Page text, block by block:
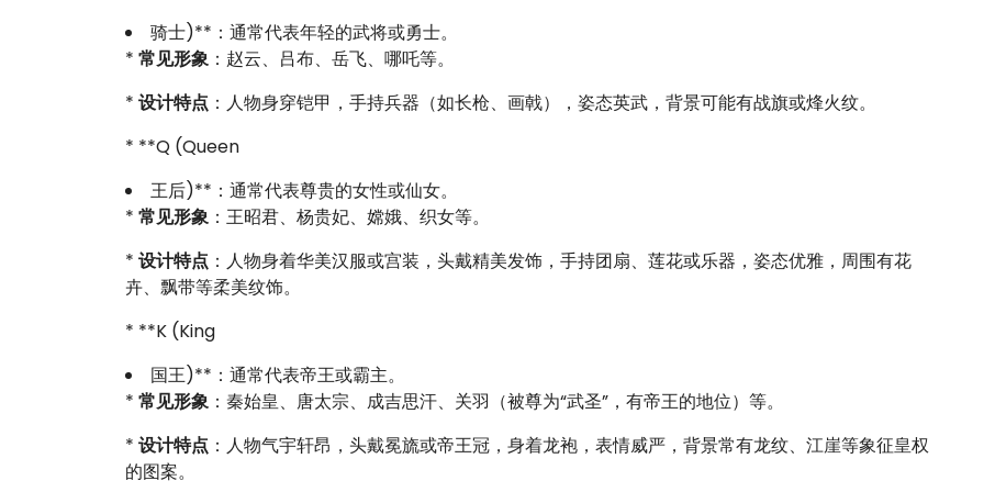
骑士)**：通常代表年轻的武将或勇士。
* 常见形象 ：赵云、吕布、岳飞、哪吒等。
* 设计特点 ：人物身穿铠甲，手持兵器（如长枪、画戟），姿态英武，背景可能有战旗或烽火纹。
* **Q (Queen
王后)**：通常代表尊贵的女性或仙女。
* 常见形象 ：王昭君、杨贵妃、嫦娥、织女等。
* 设计特点 ：人物身着华美汉服或宫装，头戴精美发饰，手持团扇、莲花或乐器，姿态优雅，周围有花
卉、飘带等柔美纹饰。
* **K (King
国王)**：通常代表帝王或霸主。
* 常见形象 ：秦始皇、唐太宗、成吉思汗、关羽（被尊为“武圣”，有帝王的地位）等。
* 设计特点 ：人物气宇轩昂，头戴冕旒或帝王冠，身着龙袍，表情威严，背景常有龙纹、江崖等象征皇权
的图案。